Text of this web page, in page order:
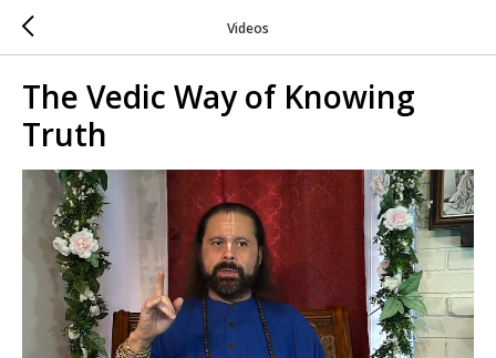
Videos
The Vedic Way of Knowing
Truth